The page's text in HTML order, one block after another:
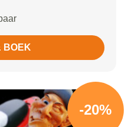
BOEK
-20%